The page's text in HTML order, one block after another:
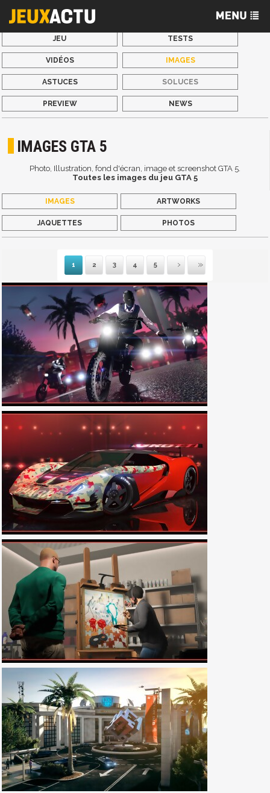
JEU TESTS
VIDÉOS IMAGES
ASTUCES SOLUCES
PREVIEW NEWS
IMAGES GTA 5
Photo, Illustration, fond d'écran, image et screenshot GTA 5.
Toutes les images du jeu GTA 5
IMAGES ARTWORKS
JAQUETTES PHOTOS
1 2 3 4 5
Suivante
Dernière